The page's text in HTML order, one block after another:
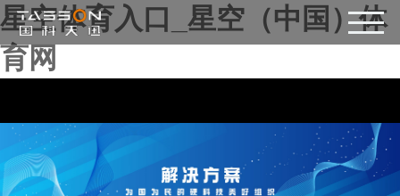
星空体育入口_星空（中国）体
育网